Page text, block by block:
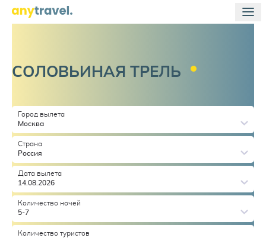
СОЛОВЬИНАЯ ТРЕЛЬ
Город вылета
Москва
Страна
Россия
Дата вылета
14.08.2026
Количество ночей
5-7
Количество туристов